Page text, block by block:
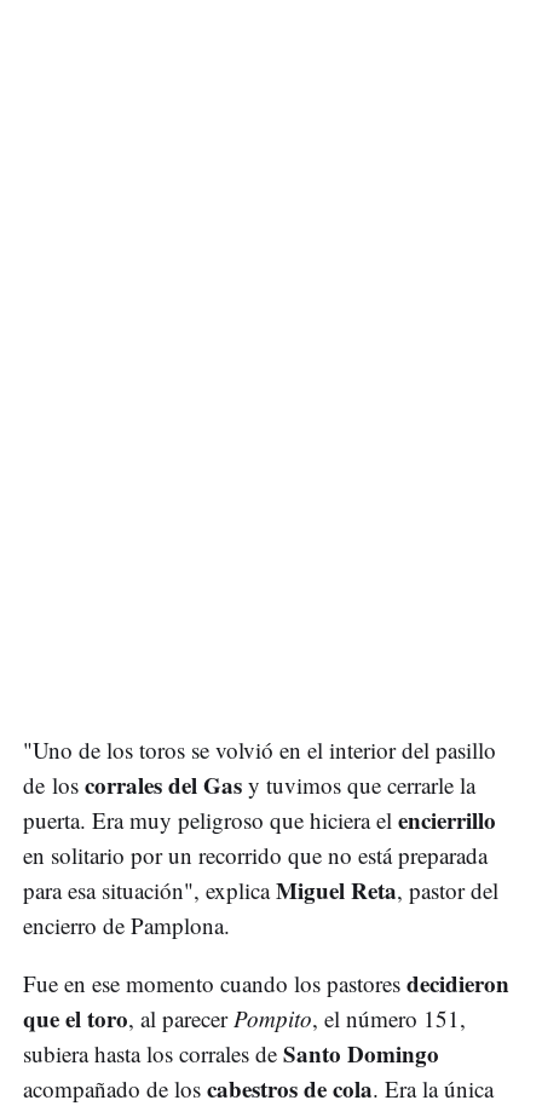
"Uno de los toros se volvió en el interior del pasillo
de los corrales del Gas y tuvimos que cerrarle la
puerta. Era muy peligroso que hiciera el encierrillo
en solitario por un recorrido que no está preparada
para esa situación", explicaMiguel Reta, pastor del
encierro de Pamplona.
Fue en ese momento cuando los pastores decidieron
que el toro, al parecer Pompito, el número 151,
subiera hasta los corrales de Santo Domingo
acompañado de los cabestros de cola. Era la única